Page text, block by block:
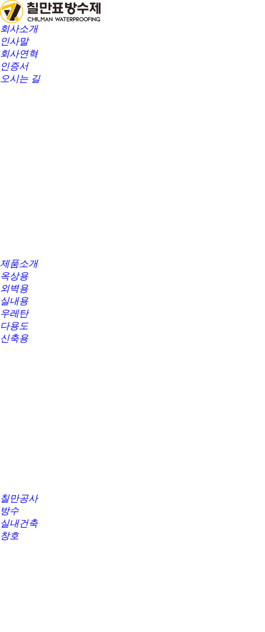
회사소개
인사말
회사연혁
인증서
오시는 길
제품소개
옥상용
외벽용
실내용
우레탄
다용도
신축용
칠만공사
방수
실내건축
창호